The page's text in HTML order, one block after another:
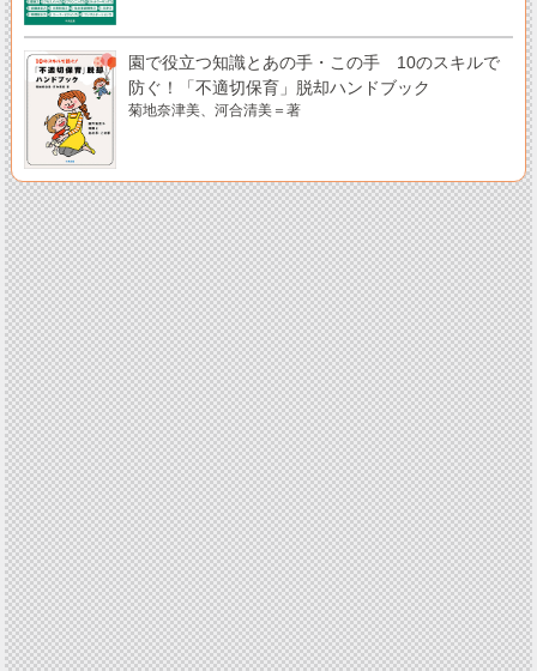
園で役立つ知識とあの手・この手 10のスキルで
防ぐ！「不適切保育」脱却ハンドブック
菊地奈津美、河合清美＝著